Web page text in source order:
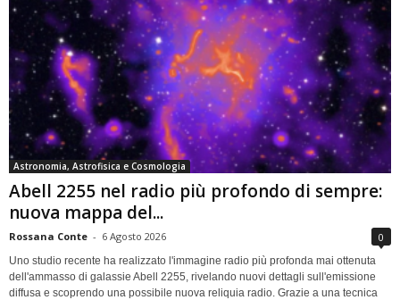
Astronomia, Astrofisica e Cosmologia
Abell 2255 nel radio più profondo di sempre:
nuova mappa del...
Rossana Conte - 6 Agosto 2026 0
Uno studio recente ha realizzato l'immagine radio più profonda mai ottenuta
dell'ammasso di galassie Abell 2255, rivelando nuovi dettagli sull'emissione
diffusa e scoprendo una possibile nuova reliquia radio. Grazie a una tecnica